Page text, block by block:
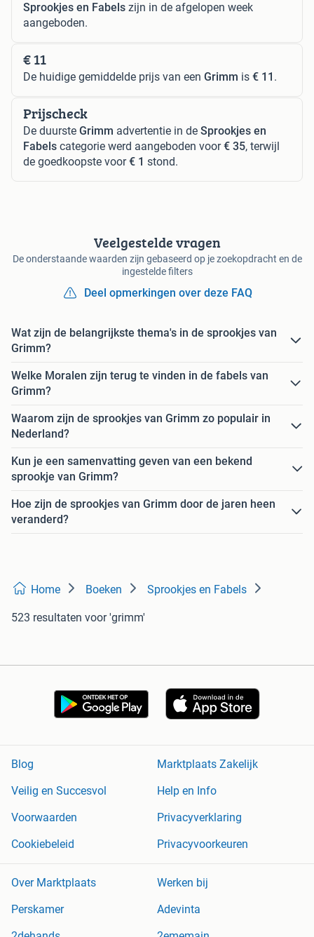
Sprookjes en Fabels zijn in de afgelopen week
aangeboden.
€ 11
De huidige gemiddelde prijs van een Grimm is € 11 .
Prijscheck
De duurste Grimm advertentie in de Sprookjes en
Fabels categorie werd aangeboden voor€ 35, terwijl
de goedkoopste voor€ 1 stond.
Veelgestelde vragen
De onderstaande waarden zijn gebaseerd op je zoekopdracht en de
ingestelde filters
Deel opmerkingen over deze FAQ
Wat zijn de belangrijkste thema's in de sprookjes van
Grimm?
Welke Moralen zijn terug te vinden in de fabels van
Grimm?
Waarom zijn de sprookjes van Grimm zo populair in
Nederland?
Kun je een samenvatting geven van een bekend
sprookje van Grimm?
Hoe zijn de sprookjes van Grimm door de jaren heen
veranderd?
Home Boeken Sprookjes en Fabels
523 resultaten voor 'grimm'
Blog
Marktplaats Zakelijk
Veilig en Succesvol
Help en Info
Voorwaarden
Privacyverklaring
Cookiebeleid
Privacyvoorkeuren
Over Marktplaats
Werken bij
Perskamer
Adevinta